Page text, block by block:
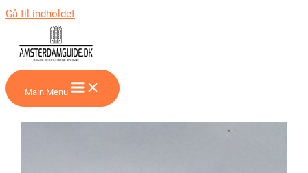
Gå til indholdet
Main Menu